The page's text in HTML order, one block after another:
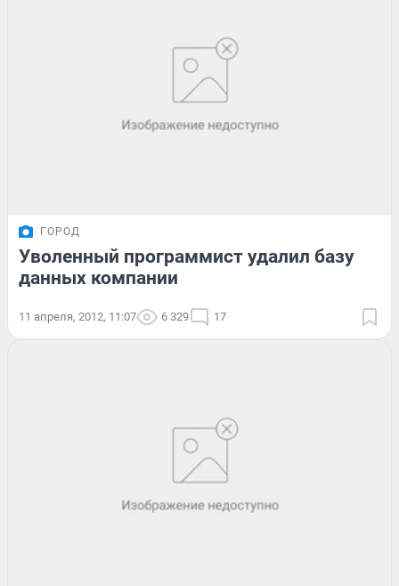
ГОРОД
Уволенный программист удалил базу
данных компании
11 апреля, 2012, 11:07 6 329 17